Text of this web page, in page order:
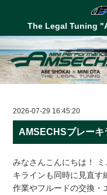
The Legal Tuning
2026-07-29 16:45:20
AMSECHSブレーキ
みなさんこんにちは！
キラインも同時に見直す
作業やフルードの交換・